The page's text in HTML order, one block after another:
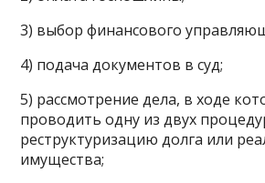
3) выбор финансового
4) подача документов в суд;
5) рассмотрение дела, в ходе
проводить одну из двух
реструктуризацию долга или
имущества;